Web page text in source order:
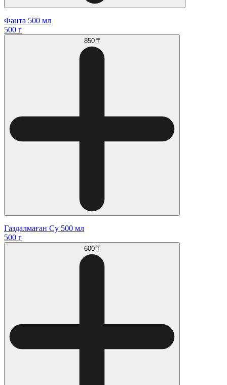
Фанта 500 мл
500 г
850 ₸
Газдалмаған Су 500 мл
500 г
600 ₸